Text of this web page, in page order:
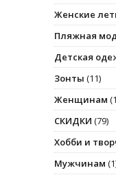
Женские
Пляжная
Детская
Зонты (11)
Женщинам
СКИДКИ (79)
Хобби и
Мужчинам